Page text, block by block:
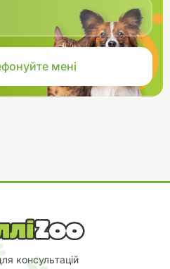
консультацій